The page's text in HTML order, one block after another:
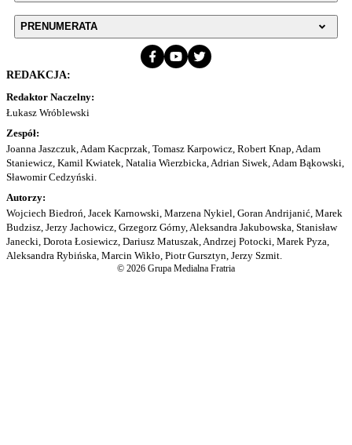
PRENUMERATA
REDAKCJA:
Redaktor Naczelny:
Łukasz Wróblewski
Zespół:
Joanna Jaszczuk, Adam Kacprzak, Tomasz Karpowicz, Robert Knap, Adam
Staniewicz, Kamil Kwiatek, Natalia Wierzbicka, Adrian Siwek, Adam Bąkowski,
Sławomir Cedzyński.
Autorzy:
Wojciech Biedroń, Jacek Karnowski, Marzena Nykiel, Goran Andrijanić, Marek
Budzisz, Jerzy Jachowicz, Grzegorz Górny, Aleksandra Jakubowska, Stanisław
Janecki, Dorota Łosiewicz, Dariusz Matuszak, Andrzej Potocki, Marek Pyza,
Aleksandra Rybińska, Marcin Wikło, Piotr Gursztyn, Jerzy Szmit.
© 2026 Grupa Medialna Fratria